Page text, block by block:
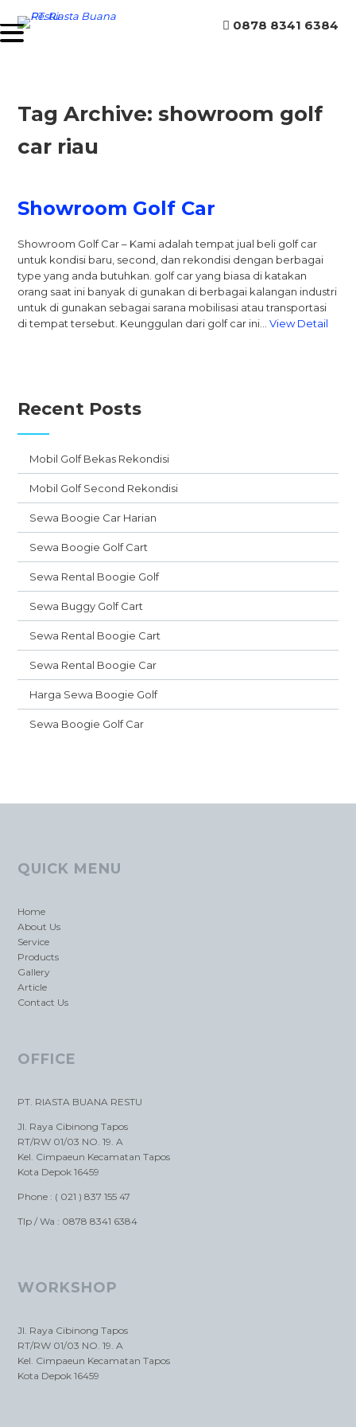
0878 8341 6384
Tag Archive: showroom golf
car riau
Showroom Golf Car
Showroom Golf Car – Kami adalah tempat jual beli golf car
untuk kondisi baru, second, dan rekondisi dengan berbagai
type yang anda butuhkan. golf car yang biasa di katakan
orang saat ini banyak di gunakan di berbagai kalangan industri
untuk di gunakan sebagai sarana mobilisasi atau transportasi
di tempat tersebut. Keunggulan dari golf car ini…View Detail
Recent Posts
Mobil Golf Bekas Rekondisi
Mobil Golf Second Rekondisi
Sewa Boogie Car Harian
Sewa Boogie Golf Cart
Sewa Rental Boogie Golf
Sewa Buggy Golf Cart
Sewa Rental Boogie Cart
Sewa Rental Boogie Car
Harga Sewa Boogie Golf
Sewa Boogie Golf Car
QUICK MENU
Home
About Us
Service
Products
Gallery
Article
Contact Us
OFFICE
PT. RIASTA BUANA RESTU
Jl. Raya Cibinong Tapos
RT/RW 01/03 NO. 19. A
Kel. Cimpaeun Kecamatan Tapos
Kota Depok 16459
Phone : ( 021 ) 837 155 47
Tlp / Wa : 0878 8341 6384
WORKSHOP
Jl. Raya Cibinong Tapos
RT/RW 01/03 NO. 19. A
Kel. Cimpaeun Kecamatan Tapos
Kota Depok 16459